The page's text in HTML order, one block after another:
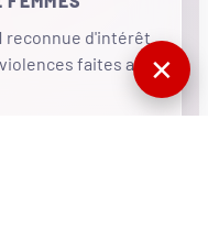
reconnue d'intérêt
faites aux ✕